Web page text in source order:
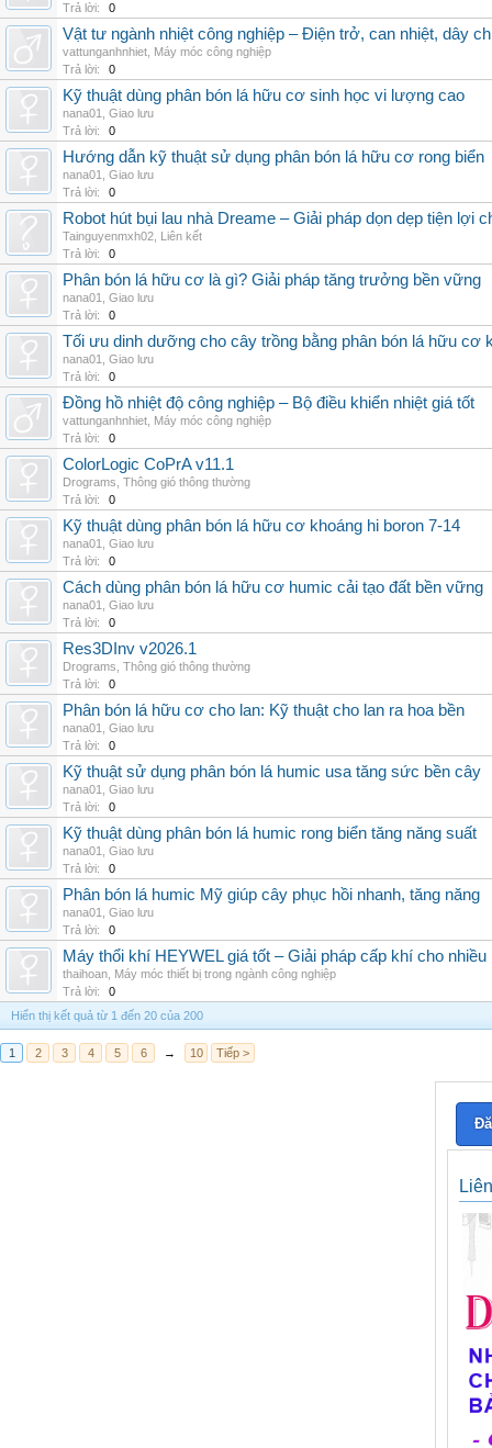
Trả lời:
0
Vật tư ngành nhiệt công nghiệp – Điện trở, can nhiệt, dây
vattunganhnhiet Máy móc công nghiệp
Trả lời:
0
Kỹ thuật dùng phân bón lá hữu cơ sinh học vi lượng cao
nana01
Giao lưu
Trả lời:
0
Hướng dẫn kỹ thuật sử dụng phân bón lá hữu cơ rong biển
nana01
Giao lưu
Trả lời:
0
Robot hút bụi lau nhà Dreame – Giải pháp dọn dẹp tiện lợi
Tainguyenmxh02 Liên kết
Trả lời:
0
Phân bón lá hữu cơ là gì? Giải pháp tăng trưởng bền vững
nana01
Giao lưu
Trả lời:
0
Tối ưu dinh dưỡng cho cây trồng bằng phân bón lá hữu cơ
nana01
Giao lưu
Trả lời:
0
Đồng hồ nhiệt độ công nghiệp – Bộ điều khiển nhiệt giá tốt
vattunganhnhiet Máy móc công nghiệp
Trả lời:
0
ColorLogic CoPrA v11.1
Drograms Thông gió thông thường
Trả lời:
0
Kỹ thuật dùng phân bón lá hữu cơ khoáng hi boron 7-14
nana01
Giao lưu
Trả lời:
0
Cách dùng phân bón lá hữu cơ humic cải tạo đất bền vững
nana01
Giao lưu
Trả lời:
0
Res3DInv v2026.1
Drograms Thông gió thông thường
Trả lời:
0
Phân bón lá hữu cơ cho lan: Kỹ thuật cho lan ra hoa bền
nana01
Giao lưu
Trả lời:
0
Kỹ thuật sử dụng phân bón lá humic usa tăng sức bền cây
nana01
Giao lưu
Trả lời:
0
Kỹ thuật dùng phân bón lá humic rong biển tăng năng suất
nana01
Giao lưu
Trả lời:
0
Phân bón lá humic Mỹ giúp cây phục hồi nhanh, tăng năng
nana01
Giao lưu
Trả lời:
0
Máy thổi khí HEYWEL giá tốt – Giải pháp cấp khí cho
thaihoan Máy móc thiết bị trong ngành công nghiệp
Trả lời:
0
Hiển thị kết quả từ 1 đến 20 của 200
1 2 3 4 5 6 → 10 Tiếp >